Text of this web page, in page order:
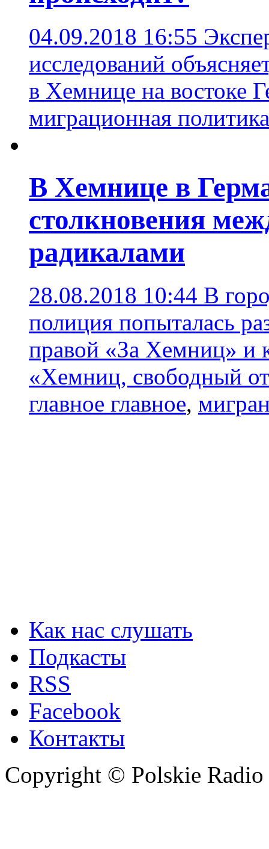
04.09.2018 16:55
исследований
в Хемнице на востоке
миграционная
В Хемнице в
столкновения
радикалами
28.08.2018 10:44 В
полиция попыталась
правой «За Хемниц» и
«Хемниц, свободный
главное главное,
Как нас слушать
Подкасты
RSS
Facebook
Контакты
Copyright © Polskie